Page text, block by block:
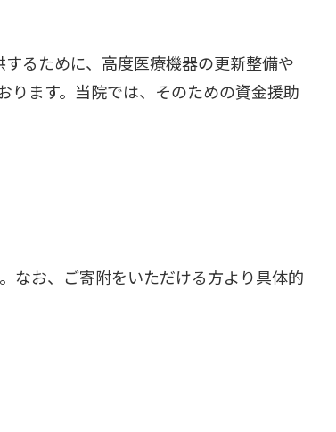
するために、高度医療機器の更新整備や
ります。当院では、そのための資金援助
なお、ご寄附をいただける方より具体的